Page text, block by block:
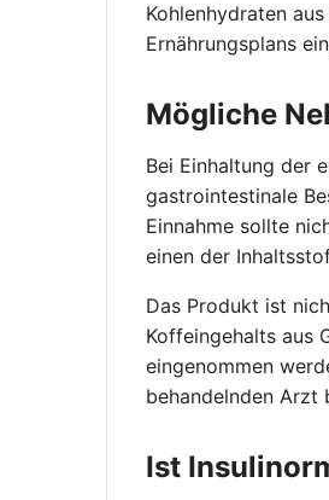
Kohlenhydraten
Ernährungsplans
Mögliche
Bei Einhaltung der
gastrointestinale
Einnahme sollte
einen der
Das Produkt ist
Koffeingehalts aus
eingenommen
behandelnden Arzt
Ist